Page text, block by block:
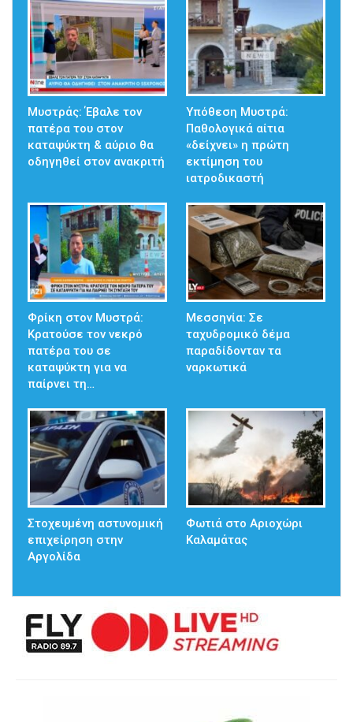
Μυστράς: Έβαλε τον
πατέρα του στον
καταψύκτη & αύριο θα
οδηγηθεί στον ανακριτή
Υπόθεση Μυστρά:
Παθολογικά αίτια
«δείχνει» η πρώτη
εκτίμηση του
ιατροδικαστή
Φρίκη στον Μυστρά:
Κρατούσε τον νεκρό
πατέρα του σε
καταψύκτη για να
παίρνει τη…
Μεσσηνία: Σε
ταχυδρομικό δέμα
παραδίδονταν τα
ναρκωτικά
Στοχευμένη αστυνομική
επιχείρηση στην
Αργολίδα
Φωτιά στο Αριοχώρι
Καλαμάτας